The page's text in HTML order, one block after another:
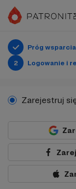
Próg wsparcia
2
Logowanie i
Zarejestruj